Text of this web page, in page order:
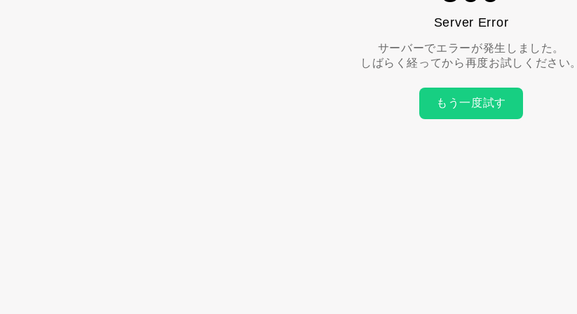
Server Error
サーバーでエラーが発生しました。
しばらく経ってから再度お試しください。
もう一度試す